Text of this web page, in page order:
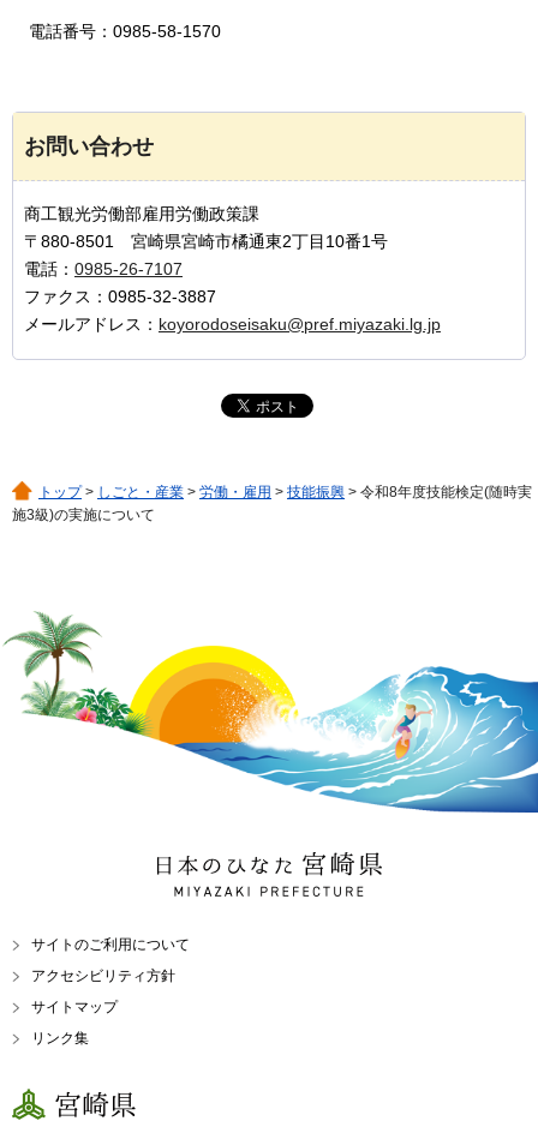
電話番号：0985-58-1570
お問い合わせ
商工観光労働部雇用労働政策課
〒880-8501 宮崎県宮崎市橘通東2丁目10番1号
電話： 0985-26-7107
ファクス：0985-32-3887
メールアドレス： koyorodoseisaku@pref.miyazaki.lg.jp
トップ> しごと・産業 > 労働・雇用 > 技能振興 > 令和8年度技能検定(随時実
施3級)の実施について
日本のひなた 宮崎県
MIYAZAKI PREFECTURE
サイトのご利用について
アクセシビリティ方針
サイトマップ
リンク集
宮崎県